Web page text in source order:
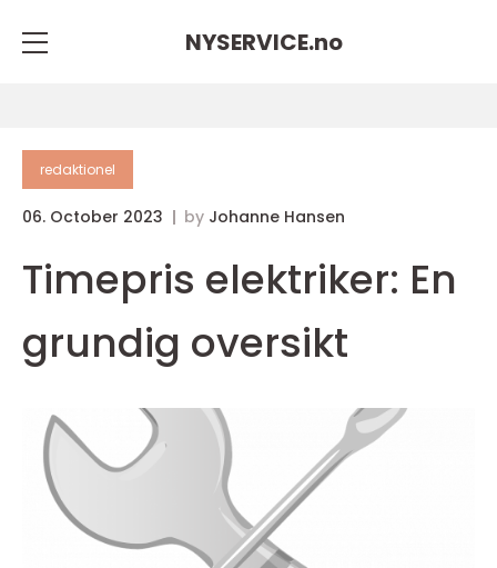
NYSERVICE.no
redaktionel
06. October 2023 by Johanne Hansen
Timepris elektriker: En
grundig oversikt